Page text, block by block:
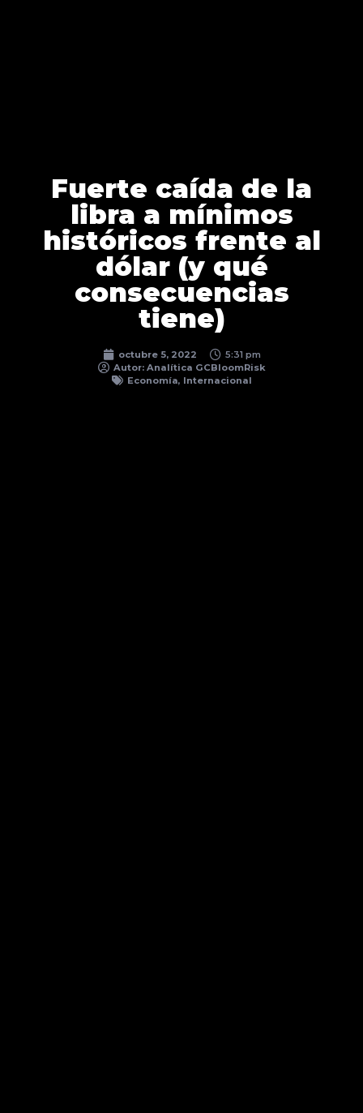
Fuerte caída de la
libra a mínimos
históricos frente al
dólar (y qué
consecuencias
tiene)
octubre 5, 2022
5:31 pm
Autor:Analítica GCBloomRisk
Economía, Internacional